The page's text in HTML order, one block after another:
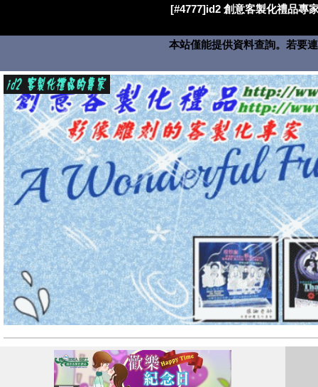
[#4777]id2 創意客製化禮品專
本站僅能提供資料查詢。若要